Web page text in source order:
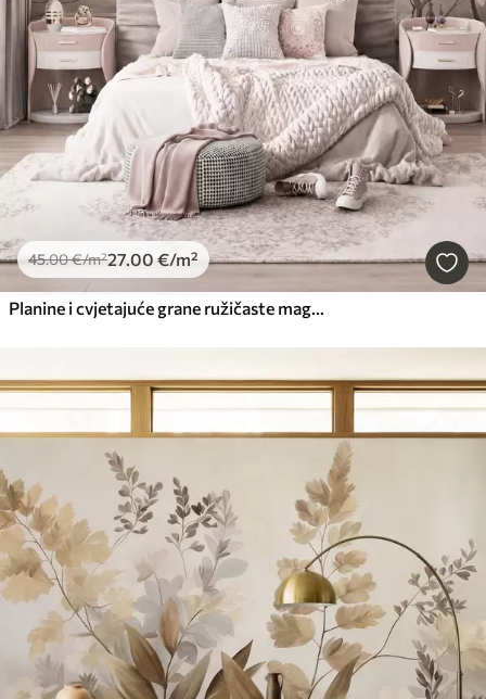
45.00€/m²27.00 €/m²
Planine i cvjetajuće grane ružičaste magnolije, teksturirani krajolik